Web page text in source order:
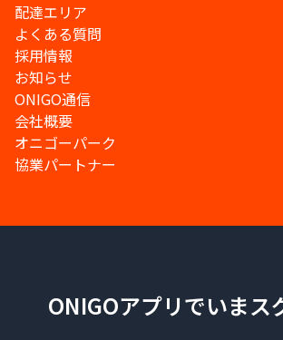
配達エリア
よくある質問
採用情報
お知らせ
ONIGO通信
会社概要
オニゴーパーク
協業パートナー
ONIGOアプリでいまス